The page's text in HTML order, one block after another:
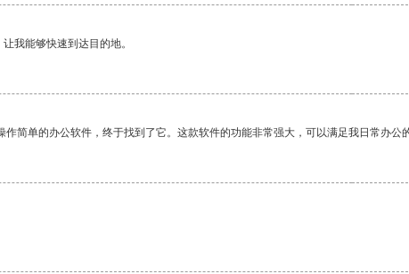
我能够快速到达目的地。
简单的办公软件，终于找到了它。这款软件的功能非常强大，可以满足我日常办公